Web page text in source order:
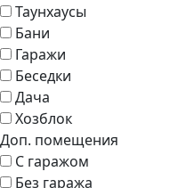
Таунхаусы
Бани
Гаражи
Беседки
Дача
Хозблок
Доп. помещения
С гаражом
Без гаража